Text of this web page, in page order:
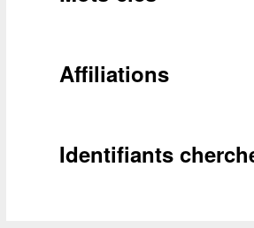
Affiliations
Identifiants